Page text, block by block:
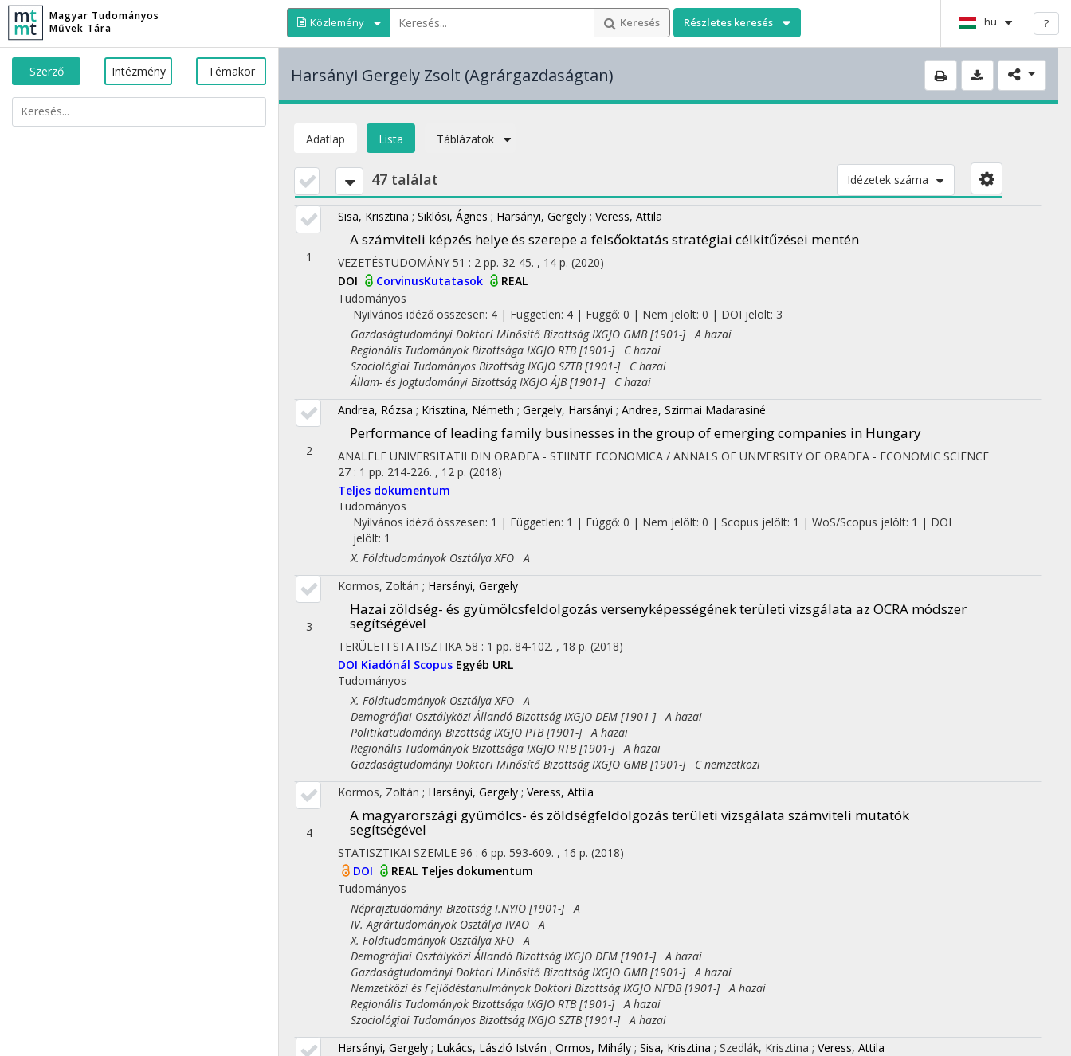
Magyar Tudományos
Művek Tára
Közlemény Keresés Részletes keresés hu ?
Szerző Intézmény Témakör Harsányi Gergely Zsolt (Agrárgazdaságtan)
Adatlap Lista Táblázatok
47 találat Idézetek száma
1
Sisa, Krisztina ; Siklósi, Ágnes ; Harsányi, Gergely ; Veress, Attila
A számviteli képzés helye és szerepe a felsőoktatás stratégiai célkitűzései mentén
VEZETÉSTUDOMÁNY 51 : 2 pp. 32-45. , 14 p. (2020)
DOI
CorvinusKutatasok
REAL
Tudományos
Nyilvános idéző összesen: 4| Független: 4 | Függő: 0 | Nem jelölt: 0 | DOI jelölt: 3
Gazdaságtudományi Doktori Minősítő Bizottság IXGJO GMB [1901-] A hazai
Regionális Tudományok Bizottsága IXGJO RTB [1901-] C hazai
Szociológiai Tudományos Bizottság IXGJO SZTB [1901-] C hazai
Állam- és Jogtudományi Bizottság IXGJO ÁJB [1901-] C hazai
2
Andrea, Rózsa ; Krisztina, Németh ; Gergely, Harsányi ; Andrea, Szirmai Madarasiné
Performance of leading family businesses in the group of emerging companies in Hungary
ANALELE UNIVERSITATII DIN ORADEA - STIINTE ECONOMICA / ANNALS OF UNIVERSITY OF ORADEA - ECONOMIC SCIENCE
27 : 1 pp. 214-226. , 12 p. (2018)
Teljes dokumentum
Tudományos
Nyilvános idéző összesen: 1 | Független: 1 | Függő: 0 | Nem jelölt: 0 | Scopus jelölt: 1 | WoS/Scopus jelölt: 1 | DOI
jelölt: 1
X. Földtudományok Osztálya XFO A
3
Kormos, Zoltán ; Harsányi, Gergely
Hazai zöldség- és gyümölcsfeldolgozás versenyképességének területi vizsgálata az OCRA módszer
segítségével
TERÜLETI STATISZTIKA 58 : 1 pp. 84-102. , 18 p. (2018)
DOI Kiadónál Scopus Egyéb URL
Tudományos
X. Földtudományok Osztálya XFO A
Demográfiai Osztályközi Állandó Bizottság IXGJO DEM [1901-] A hazai
Politikatudományi Bizottság IXGJO PTB [1901-] A hazai
Regionális Tudományok Bizottsága IXGJO RTB [1901-] A hazai
Gazdaságtudományi Doktori Minősítő Bizottság IXGJO GMB [1901-] C nemzetközi
4
Kormos, Zoltán ; Harsányi, Gergely ; Veress, Attila
A magyarországi gyümölcs- és zöldségfeldolgozás területi vizsgálata számviteli mutatók
segítségével
STATISZTIKAI SZEMLE 96 : 6 pp. 593-609. , 16 p. (2018)
DOI
REAL Teljes dokumentum
Tudományos
Néprajztudományi Bizottság I.NYIO [1901-] A
IV. Agrártudományok Osztálya IVAO A
X. Földtudományok Osztálya XFO A
Demográfiai Osztályközi Állandó Bizottság IXGJO DEM [1901-] A hazai
Gazdaságtudományi Doktori Minősítő Bizottság IXGJO GMB [1901-] A hazai
Nemzetközi és Fejlődéstanulmányok Doktori Bizottság IXGJO NFDB [1901-] A hazai
Regionális Tudományok Bizottsága IXGJO RTB [1901-] A hazai
Szociológiai Tudományos Bizottság IXGJO SZTB [1901-] A hazai
Harsányi, Gergely ; Lukács, László István ; Ormos, Mihály ; Sisa, Krisztina ; Szedlák, Krisztina ; Veress, Attila